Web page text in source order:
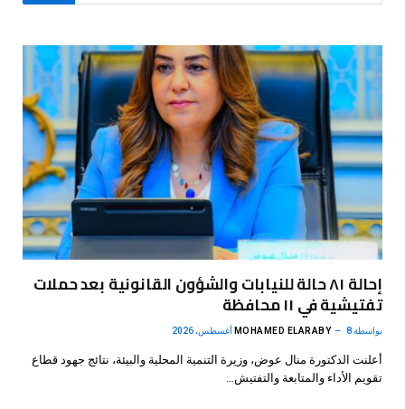
إحالة ٨١ حالة للنيابات والشؤون القانونية بعد حملات
تفتيشية في ١١ محافظة
بواسطة MOHAMED ELARABY 8 أغسطس، 2026
أعلنت الدكتورة منال عوض، وزيرة التنمية المحلية والبيئة، نتائج جهود قطاع
تقويم الأداء والمتابعة والتفتيش…